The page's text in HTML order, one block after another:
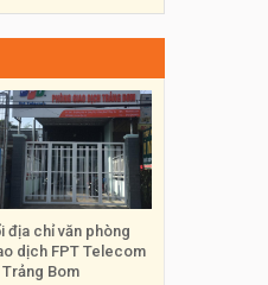
bị này được
địa chỉ văn phòng
dịch FPT Telecom
Bom